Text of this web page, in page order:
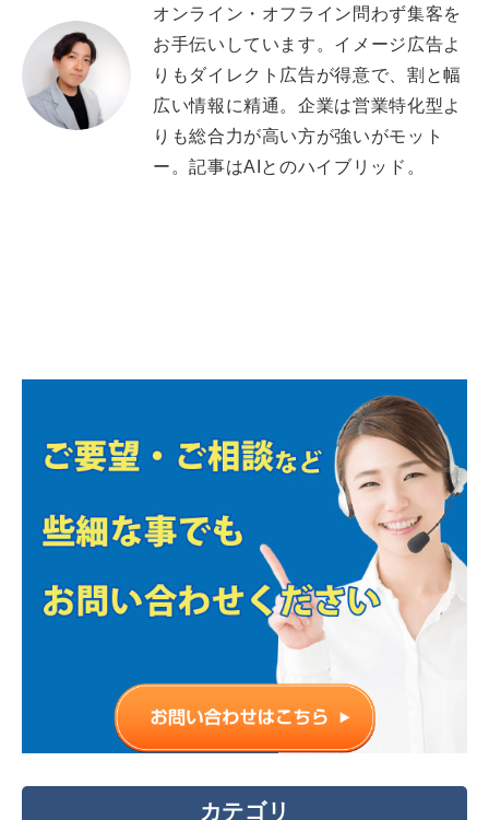
オンライン・オフライン問わず集客を
お手伝いしています。イメージ広告よ
りもダイレクト広告が得意で、割と幅
広い情報に精通。企業は営業特化型よ
りも総合力が高い方が強いがモット
ー。記事はAIとのハイブリッド。
カテゴリ